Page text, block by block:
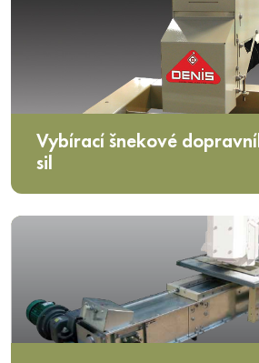
Vybírací šnekové
sil